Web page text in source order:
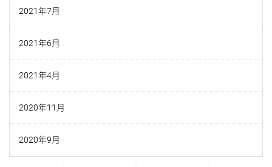
2021年7月
2021年6月
2021年4月
2020年11月
2020年9月